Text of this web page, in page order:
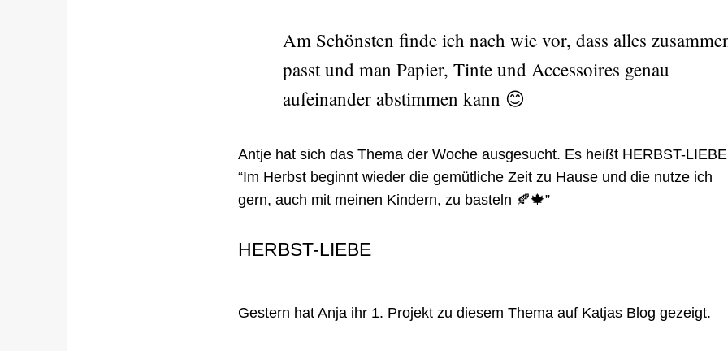
Am Schönsten finde ich nach wie vor, dass alles
passt und man Papier, Tinte und Accessoires genau
aufeinander abstimmen kann 😊
Antje hat sich das Thema der Woche ausgesucht. Es heißt HERBST-
“Im Herbst beginnt wieder die gemütliche Zeit zu Hause und die nutze ich
gern, auch mit meinen Kindern, zu basteln 🍂🍁”
HERBST-LIEBE
Gestern hat Anja ihr 1. Projekt zu diesem Thema auf Katjas Blog gezeigt.